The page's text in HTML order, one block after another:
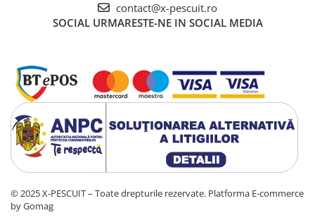
Tip momeală:Pop-up (super-flotant)
Sezon:All-season (eficiență ridicată primăvara)
Specii țintă:Crap, Amur, Caras mare
CÂND ÎL FOLOSEȘTI
Partide scurte (Speed Fishing):Când ai nevoie de un
răspuns rapid din partea peștelui.
Aroma pe bază de alcool/solvenți rapizi se
contact@x-pescuit.ro
SOCIAL URMARESTE-NE IN SOCIAL MEDIA
© 2025 X-PESCUIT – Toate drepturile rezervate. Platforma E-commerce
by Gomag